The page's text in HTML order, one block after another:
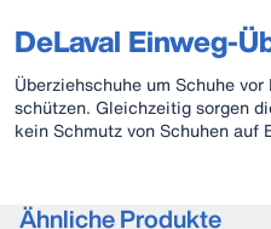
DeLaval Einweg-
Überziehschuhe um Schuhe
schützen. Gleichzeitig sorgen
kein Schmutz von Schuhen auf
Ähnliche Produkte